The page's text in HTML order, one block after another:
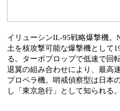
イリューシンIL-95戦略爆撃機。
土を核攻撃可能な爆撃機として
る。ターボプロップで低速で回
退翼の組み合わせにより、最高
プロペラ機。哨戒偵察型は日本
し「東京急行」として知られる